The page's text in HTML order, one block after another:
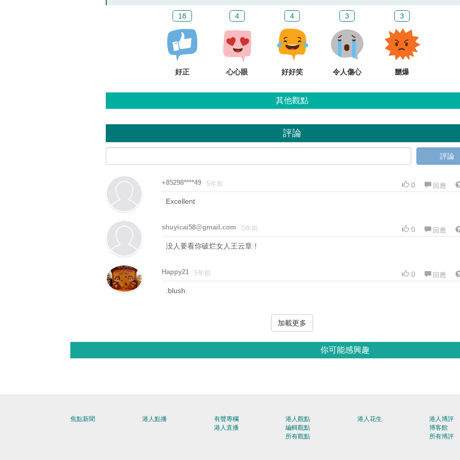
18
好正
4
心心眼
4
好好笑
3
令人傷心
3
嬲爆
其他觀點
評論
評論
+85298****49 5年前 0 回應
Excellent
shuyicai58@gmail.com 5年前 0 回應
没人要看你破烂女人王云章！
Happy21 5年前 0 回應
:blush:
加載更多
你可能感興趣
焦點新聞 港人點播
有聲專欄
港人直播
港人觀點
編輯觀點
所有觀點
港人花生
港人博評
博客館
所有博評